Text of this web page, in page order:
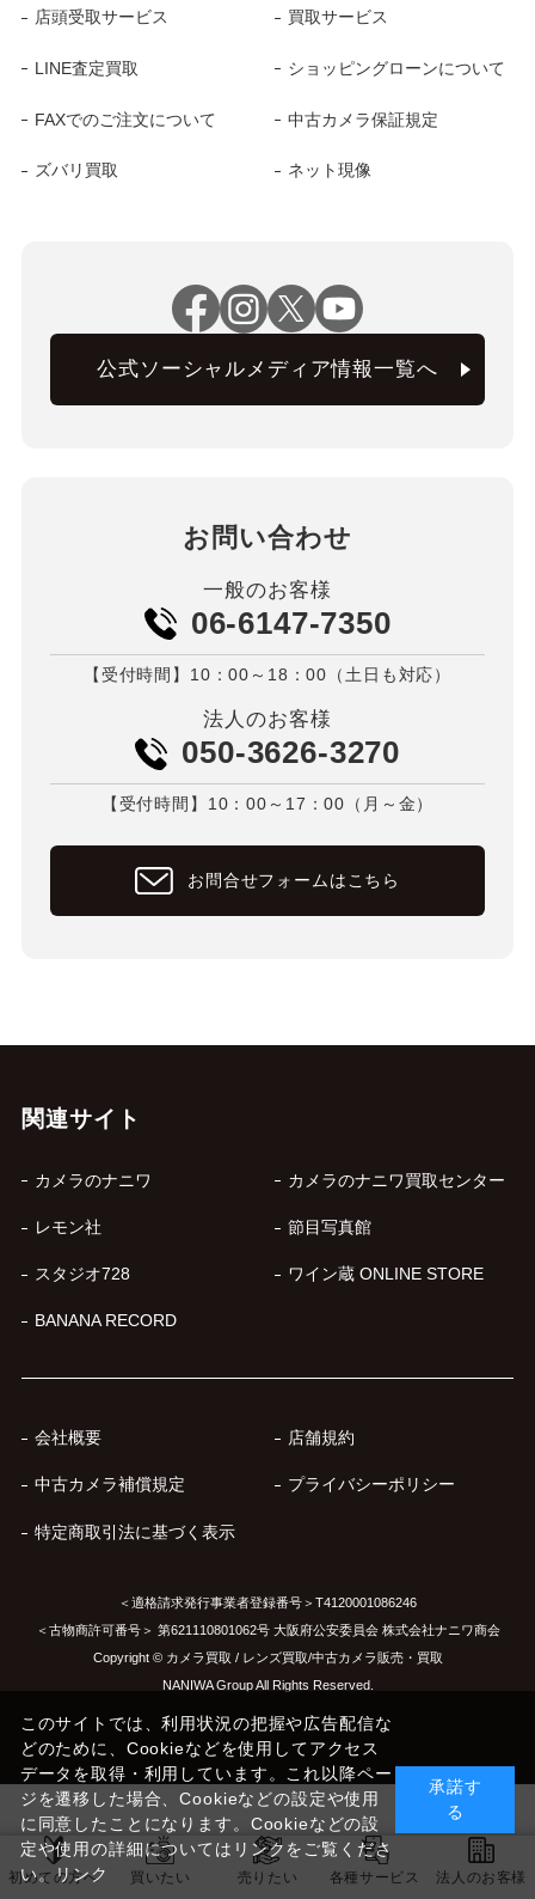
初めての方へ 買いたい 売りたい 各種サービス 法人のお客様
店頭受取サービス 買取サービス
LINE査定買取 ショッピングローンについて
FAXでのご注文について 中古カメラ保証規定
ズバリ買取 ネット現像
公式ソーシャルメディア情報一覧へ
お問い合わせ
一般のお客様
06-6147-7350
【受付時間】10：00～18：00（土日も対応）
法人のお客様
050-3626-3270
【受付時間】10：00～17：00（月～金）
お問合せフォームはこちら
関連サイト
カメラのナニワ カメラのナニワ買取センター
レモン社 節目写真館
スタジオ728 ワイン蔵 ONLINE STORE
BANANA RECORD
会社概要 店舗規約
中古カメラ補償規定 プライバシーポリシー
特定商取引法に基づく表示
＜適格請求発行事業者登録番号＞T4120001086246
＜古物商許可番号＞ 第621110801062号 大阪府公安委員会 株式会社ナニワ商会
Copyright © カメラ買取 / レンズ買取/中古カメラ販売・買取
NANIWA Group All Rights Reserved.
このサイトでは、利用状況の把握や広告配信な
どのために、Cookieなどを使用してアクセス
データを取得・利用しています。これ以降ペー
ジを遷移した場合、Cookieなどの設定や使用
に同意したことになります。Cookieなどの設
定や使用の詳細についてはリンクをご覧くださ
い。リンク
承諾す
る